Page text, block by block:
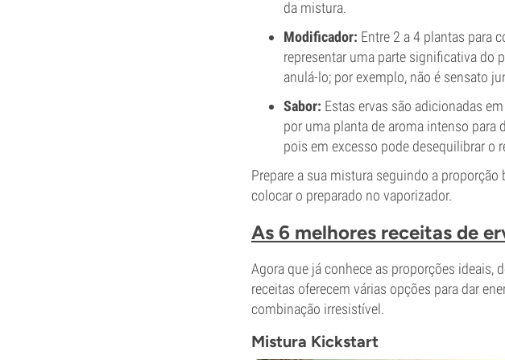
da mistura.
Modificador: Entre 2 a 4 plantas para
representar uma parte significativa do
anulá-lo; por exemplo, não é sensato
Sabor: Estas ervas são adicionadas
por uma planta de aroma intenso para
pois em excesso pode desequilibrar o
Prepare a sua mistura seguindo a
colocar o preparado no vaporizador.
As 6 melhores receitas de
Agora que já conhece as proporções ideais,
receitas oferecem várias opções para dar
combinação irresistível.
Mistura Kickstart